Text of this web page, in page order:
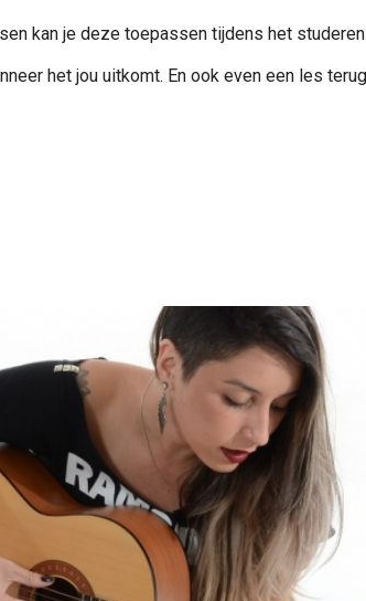
kan je deze toepassen tijdens het
het jou uitkomt. En ook even een les